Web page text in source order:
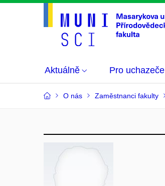
Aktuálně Pro uchazeče
O nás Zaměstnanci fakulty